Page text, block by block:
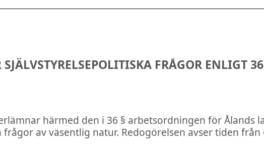
SJÄLVSTYRELSEPOLITISKA FRÅGOR ENLIGT
härmed den i 36 § arbetsordningen för Ålands
frågor av väsentlig natur. Redogörelsen avser tiden